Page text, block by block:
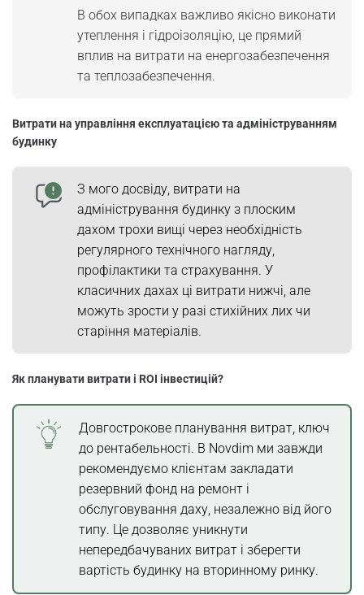
В обох випадках важливо якісно виконати
утеплення і гідроізоляцію, це прямий
вплив на витрати на енергозабезпечення
та теплозабезпечення.
Витрати на управління експлуатацією та адмініструванням
будинку
З мого досвіду, витрати на
адміністрування будинку з плоским
дахом трохи вищі через необхідність
регулярного технічного нагляду,
профілактики та страхування. У
класичних дахах ці витрати нижчі, але
можуть зрости у разі стихійних лих чи
старіння матеріалів.
Як планувати витрати і ROI інвестицій?
Довгострокове планування витрат, ключ
до рентабельності. В Novdim ми завжди
рекомендуємо клієнтам закладати
резервний фонд на ремонт і
обслуговування даху, незалежно від його
типу. Це дозволяє уникнути
непередбачуваних витрат і зберегти
вартість будинку на вторинному ринку.